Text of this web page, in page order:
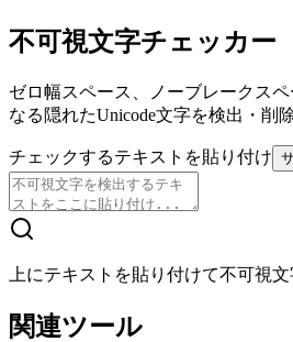
不可視文字チェッカー
ゼロ幅スペース、ノーブレークス
なる隠れたUnicode文字を検出・削除
チェックするテキストを貼り付け
上にテキストを貼り付けて不可視
関連ツール